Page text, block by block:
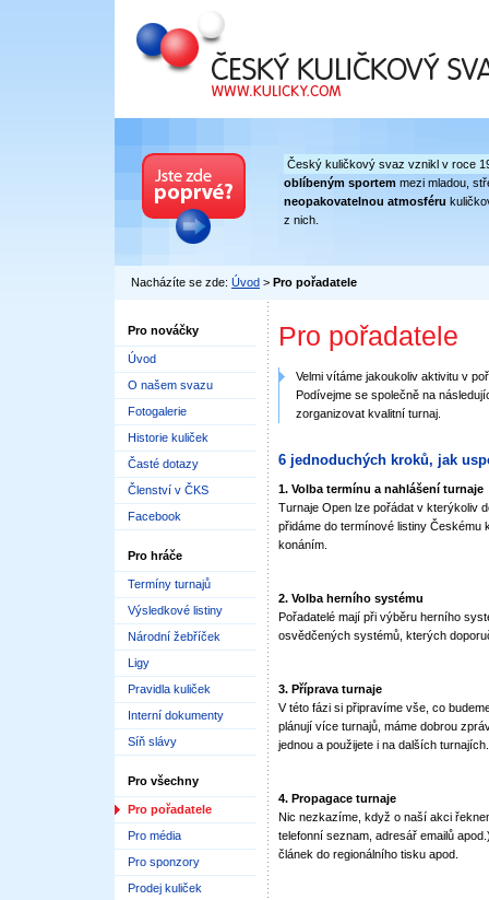
Český kuličkový svaz
Český kuličkový svaz vznikl v roce
oblíbeným sportem mezi mladou,
neopakovatelnou atmosféru
z nich.
Nacházíte se zde: Úvod > Pro pořadatele
Pro nováčky
Úvod
O našem svazu
Fotogalerie
Historie kuliček
Časté dotazy
Členství v ČKS
Facebook
Pro hráče
Termíny turnajů
Výsledkové listiny
Národní žebříček
Ligy
Pravidla kuliček
Interní dokumenty
Síň slávy
Pro všechny
Pro pořadatele
Pro média
Pro sponzory
Prodej kuliček
Pro pořadatele
Velmi vítáme jakoukoliv aktivitu v
Podívejme se společně na
zorganizovat kvalitní turnaj.
6 jednoduchých kroků, jak
1. Volba termínu a nahlášení turnaje
Turnaje Open lze pořádat v kterýkoliv
přidáme do termínové listiny Českému
konáním.
2. Volba herního systému
Pořadatelé mají při výběru herního
osvědčených systémů, kterých
3. Příprava turnaje
V této fázi si připravíme vše, co
plánují více turnajů, máme dobrou
jednou a použijete i na dalších turnajích.
4. Propagace turnaje
Nic nezkazíme, když o naší akci
telefonní seznam, adresář emailů
článek do regionálního tisku apod.